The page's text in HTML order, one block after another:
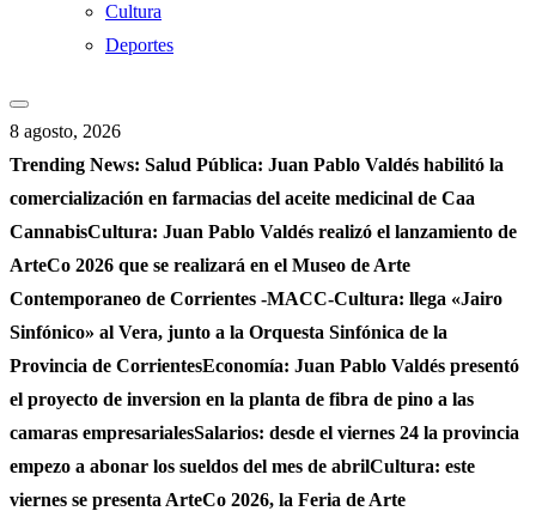
Cultura
Deportes
8 agosto, 2026
Trending News: Salud Pública: Juan Pablo Valdés habilitó la
comercialización en farmacias del aceite medicinal de Caa
CannabisCultura: Juan Pablo Valdés realizó el lanzamiento de
ArteCo 2026 que se realizará en el Museo de Arte
Contemporaneo de Corrientes -MACC-Cultura: llega «Jairo
Sinfónico» al Vera, junto a la Orquesta Sinfónica de la
Provincia de CorrientesEconomía: Juan Pablo Valdés presentó
el proyecto de inversion en la planta de fibra de pino a las
camaras empresarialesSalarios: desde el viernes 24 la provincia
empezo a abonar los sueldos del mes de abrilCultura: este
viernes se presenta ArteCo 2026, la Feria de Arte